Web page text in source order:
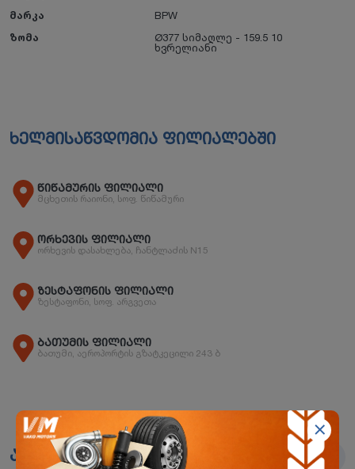
მარკა
BPW
ზომა
Ø377 სიმაღლე - 159.5 10
ხვრელიანი
ხელმისაწვდომია ფილიალებში
წიწამურის ფილიალი
მცხეთის რაიონი, სოფ. წიწამური
ორხევის ფილიალი
ორხევის დასახლება, ჩანტლაძის N15
ზესტაფონის ფილიალი
ზესტაფონი, სოფ. არგვეთა
ბათუმის ფილიალი
ბათუმი, აეროპორტის გზატკეცილი 243 ბ
ანალოგები